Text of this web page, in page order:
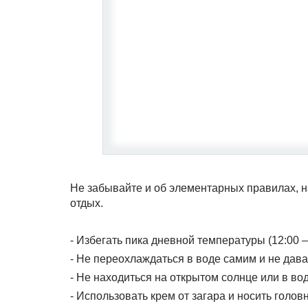
Не забывайте и об элементарных правилах,
отдых.
- Избегать пика дневной температуры (12:00
- Не переохлаждаться в воде самим и не
- Не находиться на открытом солнце или в
- Использовать крем от загара и носить